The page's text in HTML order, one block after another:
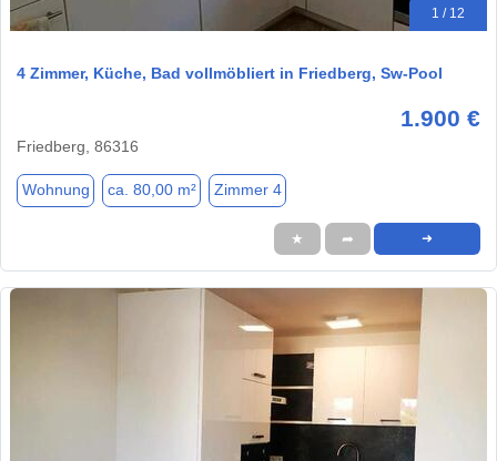
1 / 12
4 Zimmer, Küche, Bad vollmöbliert in Friedberg, Sw-Pool
1.900 €
Friedberg, 86316
Wohnung ca. 80,00 m² Zimmer 4
★ ➦ ➜